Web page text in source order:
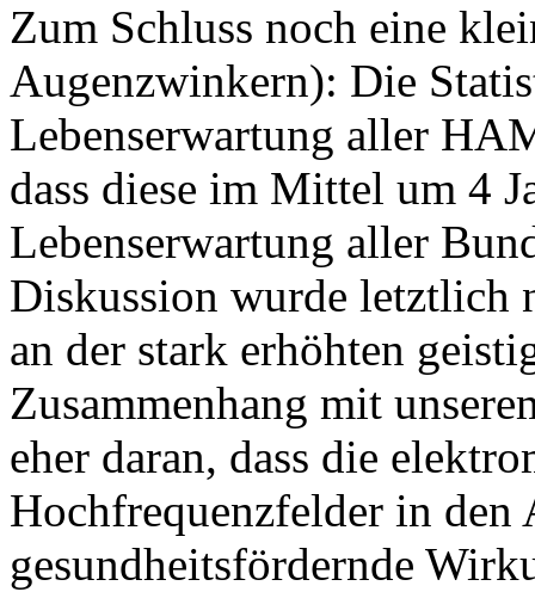
Zum Schluss noch eine
Augenzwinkern): Die
Lebenserwartung aller
dass diese im Mittel um 4
Lebenserwartung aller
Diskussion wurde letztlich
an der stark erhöhten
Zusammenhang mit
eher daran, dass die
Hochfrequenzfelder in den
gesundheitsfördernde